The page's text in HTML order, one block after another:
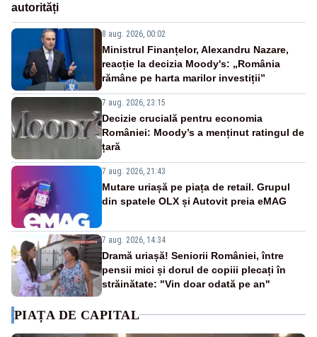
autorități
8 aug. 2026, 00:02
Ministrul Finanțelor, Alexandru Nazare,
reacție la decizia Moody's: „România
rămâne pe harta marilor investiții”
7 aug. 2026, 23:15
Decizie crucială pentru economia
României: Moody’s a menținut ratingul de
țară
7 aug. 2026, 21:43
Mutare uriașă pe piața de retail. Grupul
din spatele OLX și Autovit preia eMAG
7 aug. 2026, 14:34
Dramă uriașă! Seniorii României, între
pensii mici și dorul de copiii plecați în
străinătate: "Vin doar odată pe an"
PIAȚA DE CAPITAL